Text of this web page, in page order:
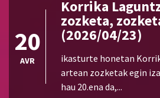
20
AVR
Korrika
zozketa,
(2026/04/23)
ikasturte honetan
artean zozketak egin
hau 20.ena da,...